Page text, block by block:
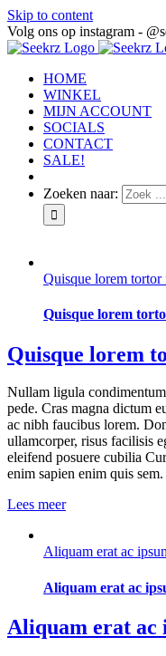
Skip to content
Volg ons op instagram -
HOME
WINKEL
MIJN ACCOUNT
SOCIALS
CONTACT
SALE!
Zoeken naar:
Quisque lorem tortor
Quisque lorem
Quisque lorem
Nullam ligula
pede. Cras magna dictum
ac nibh faucibus lorem.
ullamcorper, risus facilisis
eleifend posuere cubilia
enim sapien enim quis
Lees meer
Aliquam erat ac
Aliquam erat ac
Aliquam erat ac